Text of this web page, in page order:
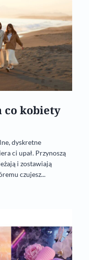
co kobiety
dyskretne
ci upał. Przynoszą
i zostawiają
czujesz...